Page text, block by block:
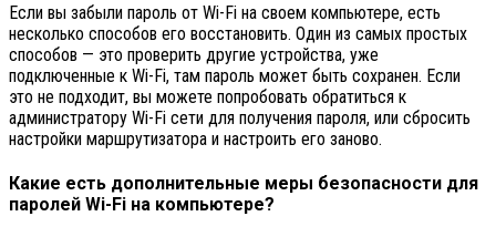
Если вы забыли пароль от Wi-Fi на своем компьютере, есть
несколько способов его восстановить. Один из самых простых
способов — это проверить другие устройства, уже
подключенные к Wi-Fi, там пароль может быть сохранен. Если
это не подходит, вы можете попробовать обратиться к
администратору Wi-Fi сети для получения пароля, или сбросить
настройки маршрутизатора и настроить его заново.
Какие есть дополнительные меры безопасности для
паролей Wi-Fi на компьютере?